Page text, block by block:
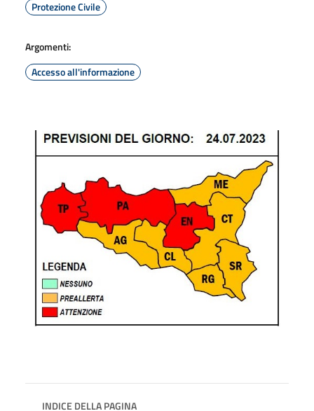
Protezione Civile
Argomenti:
Accesso all'informazione
INDICE DELLA PAGINA